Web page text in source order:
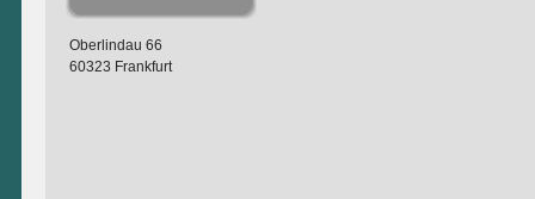
Oberlindau 66
60323 Frankfurt